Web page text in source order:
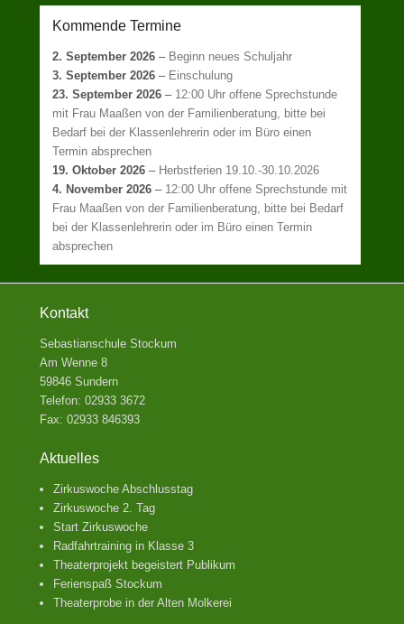
Kommende Termine
2. September 2026 – Beginn neues Schuljahr
3. September 2026 – Einschulung
23. September 2026 – 12:00 Uhr offene Sprechstunde
mit Frau Maaßen von der Familienberatung, bitte bei
Bedarf bei der Klassenlehrerin oder im Büro einen
Termin absprechen
19. Oktober 2026 – Herbstferien 19.10.-30.10.2026
4. November 2026 – 12:00 Uhr offene Sprechstunde mit
Frau Maaßen von der Familienberatung, bitte bei Bedarf
bei der Klassenlehrerin oder im Büro einen Termin
absprechen
Kontakt
Sebastianschule Stockum
Am Wenne 8
59846 Sundern
Telefon: 02933 3672
Fax: 02933 846393
Aktuelles
Zirkuswoche Abschlusstag
Zirkuswoche 2. Tag
Start Zirkuswoche
Radfahrtraining in Klasse 3
Theaterprojekt begeistert Publikum
Ferienspaß Stockum
Theaterprobe in der Alten Molkerei